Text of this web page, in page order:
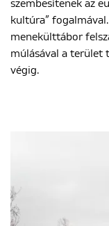
szembesítenek az
kultúra”
menekülttábor
múlásával a terület
végig.